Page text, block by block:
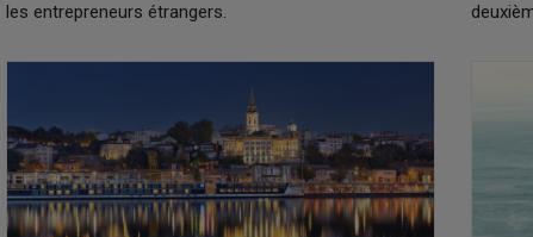
les entrepreneurs étrangers.